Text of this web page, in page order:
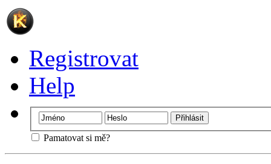
Registrovat
Help
Pamatovat si mě?